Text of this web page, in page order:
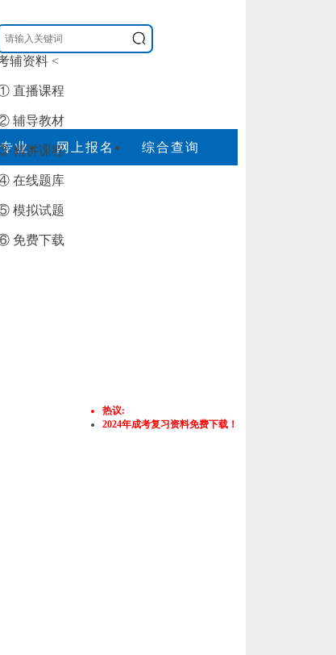
辅资料 <
直播课程
辅导教材
精讲课程
在线题库
模拟试题
免费下载
业 网上报名
综合查询
热议:
2024年成考复习资料免费下载！